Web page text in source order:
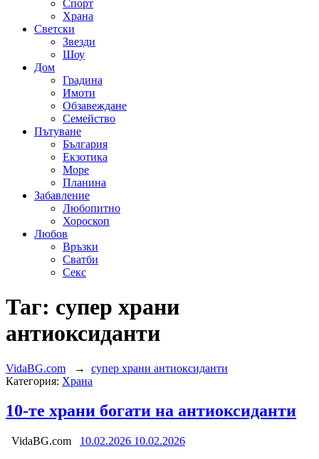
Спорт
Храна
Светски
Звезди
Шоу
Дом
Градина
Имоти
Обзавеждане
Семейство
Пътуване
България
Екзотика
Море
Планина
Забавление
Любопитно
Хороскоп
Любов
Връзки
Сватби
Секс
Таг: супер храни
антиоксиданти
VidaBG.com → супер храни антиоксиданти
Категория: Храна
10-те храни богати на антиоксиданти
VidaBG.com 10.02.2026 10.02.2026